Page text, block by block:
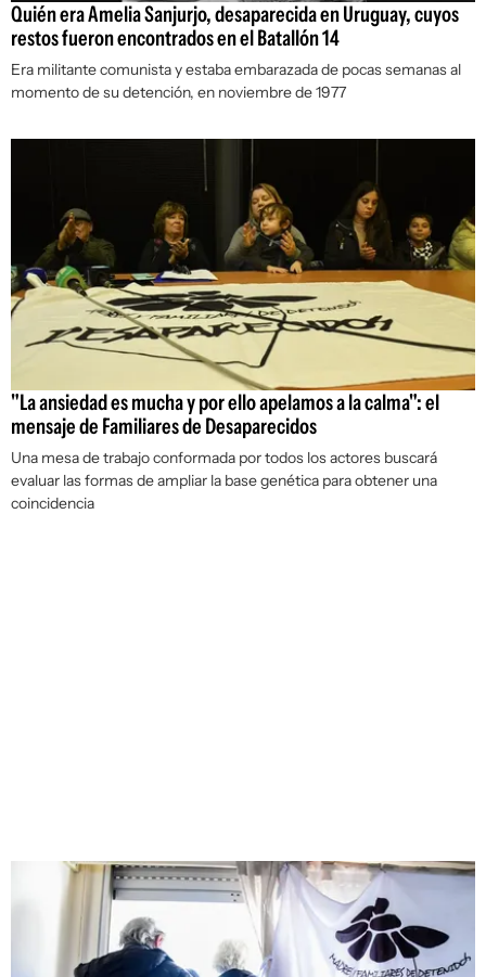
Quién era Amelia Sanjurjo, desaparecida en Uruguay, cuyos
restos fueron encontrados en el Batallón 14
Era militante comunista y estaba embarazada de pocas semanas al
momento de su detención, en noviembre de 1977
"La ansiedad es mucha y por ello apelamos a la calma": el
mensaje de Familiares de Desaparecidos
Una mesa de trabajo conformada por todos los actores buscará
evaluar las formas de ampliar la base genética para obtener una
coincidencia